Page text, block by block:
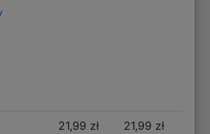
21,99 zł 21,99 zł